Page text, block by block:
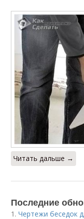
Читать дальше →
Последние
1.Чертежи беседок